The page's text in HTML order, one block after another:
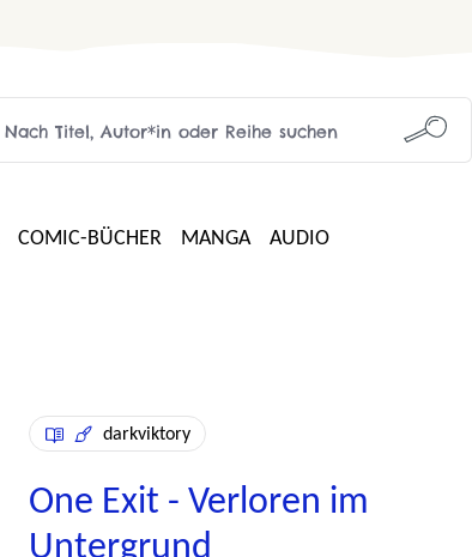
COMIC-BÜCHER MANGA AUDIO
darkviktory
One Exit - Verloren im
Untergrund